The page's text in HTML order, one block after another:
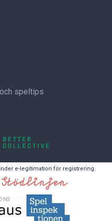
speltips
e-legitimation för registrering.